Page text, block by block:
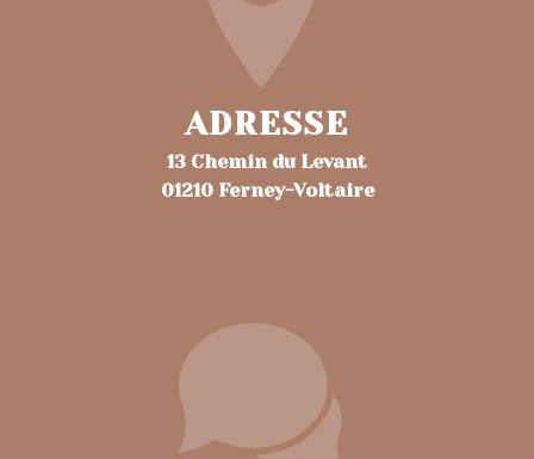
ADRESSE
13 Chemin du Levant
01210 Ferney-Voltaire